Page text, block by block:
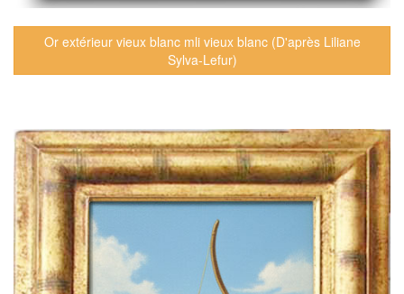
Or extérieur vieux blanc mli vieux blanc (D'après Liliane
Sylva-Lefur)